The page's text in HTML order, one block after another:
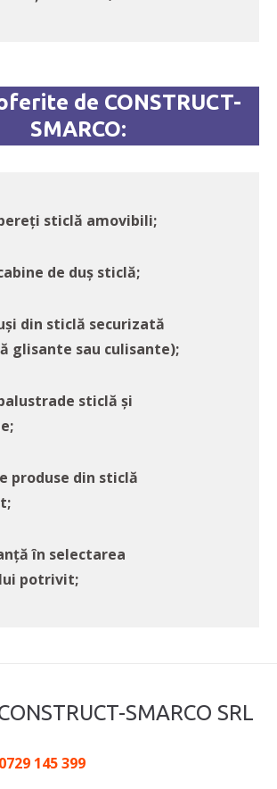
de CONSTRUCT-
SMARCO:
sticlă amovibili;
de duș sticlă;
din sticlă securizată
glisante sau culisante);
sticlă și
produse din sticlă
în selectarea
potrivit;
SMARCO SRL
0729 145 399